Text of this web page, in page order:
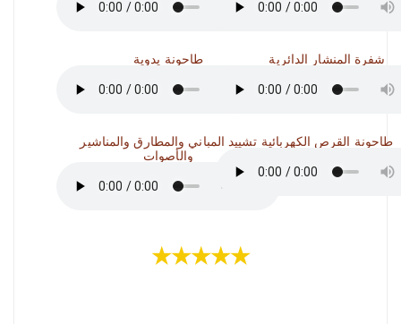
طاحونة يدوية
تشييد المباني والمطارق والمناشير
والأصوات
شفرة المنشار الدائرية
طاحونة القرص الكهربائية
★★★★★